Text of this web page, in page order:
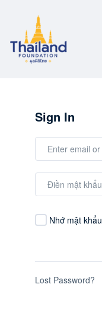
Sign In
Nhớ mật khẩu
Lost Password?